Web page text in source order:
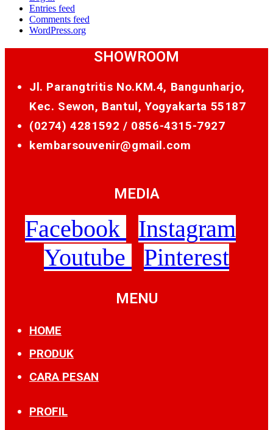
Entries feed
Comments feed
WordPress.org
SHOWROOM
Jl. Parangtritis No.KM.4, Bangunharjo,
Kec. Sewon, Bantul, Yogyakarta 55187
(0274) 4281592 / 0856-4315-7927
kembarsouvenir@gmail.com
MEDIA
Facebook
Instagram
Youtube
Pinterest
MENU
HOME
PRODUK
CARA PESAN
PROFIL